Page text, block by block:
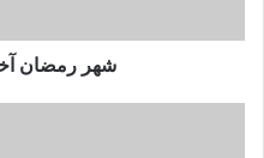
شهر رمضان